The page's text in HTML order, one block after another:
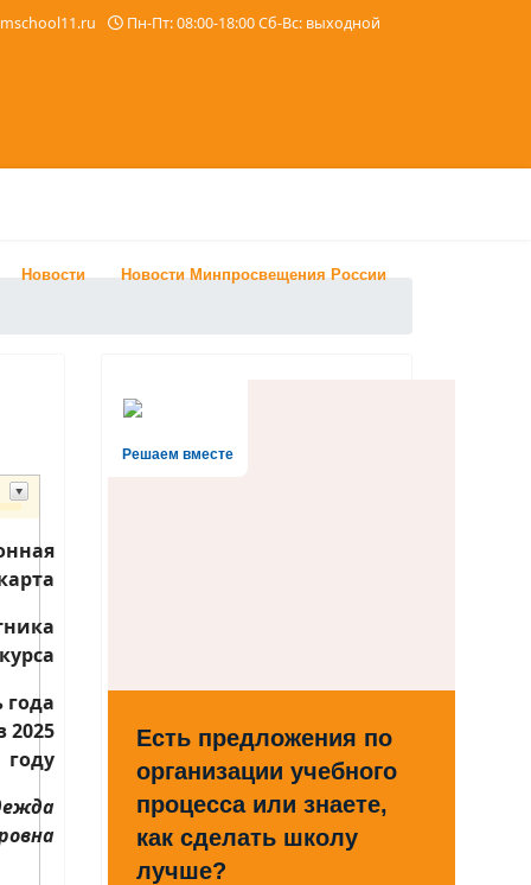
Пн-Пт: 08:00-18:00 Сб-Вс: выходной
Новости Новости Минпросвещения России
года
2025
году
Решаем вместе
Есть предложения по
организации учебного
процесса или знаете,
как сделать школу
лучше?